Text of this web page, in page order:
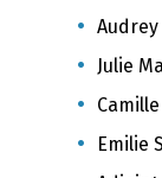
Julie
Emilie